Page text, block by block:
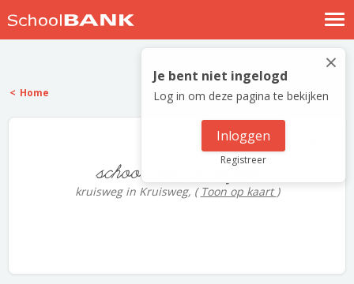
Nostalgische verhalen
Log in
Meld je gratis aan
×
Je bent niet ingelogd
Log in om deze pagina te bekijken
Inloggen
Registreer
Home
school met de bijbel
kruisweg in Kruisweg, ( Toon op kaart )